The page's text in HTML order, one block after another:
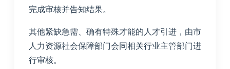
完成审核并告知结果。
其他紧缺急需、确有特殊才能的人才引进，由市
人力资源社会保障部门会同相关行业主管部门进
行审核。